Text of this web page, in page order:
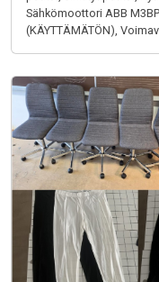
Sähkömoottori ABB
(KÄYTTÄMÄTÖN),